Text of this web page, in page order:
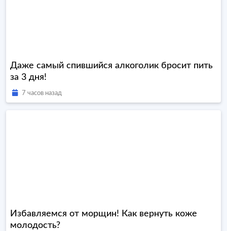
Даже самый спившийся алкоголик бросит пить
за 3 дня!
7 часов назад
Избавляемся от морщин! Как вернуть коже
молодость?